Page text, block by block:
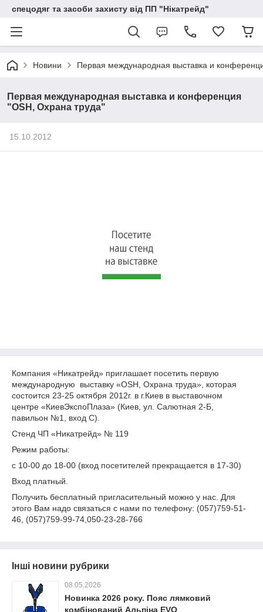
спецодяг та засоби захисту від ПП "Нікатрейд"
Новини Первая международная выставка и
Первая международная выставка и конференция
"OSH, Охрана труда"
15.10.2012
Компания «Никатрейд» приглашает посетить первую
международную выставку «OSH, Охрана труда», которая
состоится 23-25 октября 2012г. в г.Киев в выставочном
центре «КиевЭкспоПлаза» (Киев, ул. Салютная 2-Б,
павильон №1, вход С).
Стенд ЧП «Никатрейд» № 119
Режим работы:
с 10-00 до 18-00 (вход посетителей прекращается в 17-30)
Вход платный.
Получить бесплатный пригласительный можно у нас. Для
этого Вам надо связаться с нами по телефону: (057)759-51-
46, (057)759-99-74,050-23-28-766
Інші новини рубрики
08.05.2026
Новинка 2026 року. Пояс лямковий
комбінований Альпіна EVO